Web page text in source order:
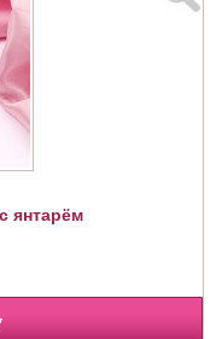
янтарём